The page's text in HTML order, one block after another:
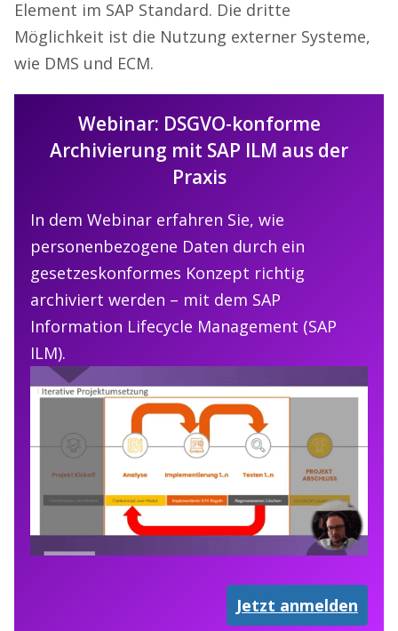
Element im SAP Standard. Die dritte
Möglichkeit ist die Nutzung externer Systeme,
wie DMS und ECM.
Webinar: DSGVO-konforme
Archivierung mit SAP ILM aus der
Praxis
In dem Webinar erfahren Sie, wie
personenbezogene Daten durch ein
gesetzeskonformes Konzept richtig
archiviert werden – mit dem SAP
Information Lifecycle Management (SAP
ILM).
Jetzt anmelden